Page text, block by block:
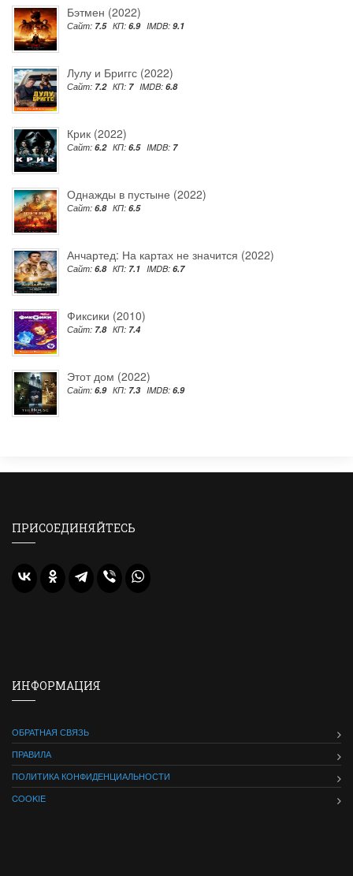
Бэтмен (2022)
Сайт: 7.5 КП: 6.9 IMDB: 9.1
Лулу и Бриггс (2022)
Сайт: 7.2 КП: 7 IMDB: 6.8
Крик (2022)
Сайт: 6.2 КП: 6.5 IMDB: 7
Однажды в пустыне (2022)
Сайт: 6.8 КП: 6.5
Анчартед: На картах не значится (2022)
Сайт: 6.8 КП: 7.1 IMDB: 6.7
Фиксики (2010)
Сайт: 7.8 КП: 7.4
Этот дом (2022)
Сайт: 6.9 КП: 7.3 IMDB: 6.9
ПРИСОЕДИНЯЙТЕСЬ
ИНФОРМАЦИЯ
ОБРАТНАЯ СВЯЗЬ
ПРАВИЛА
ПОЛИТИКА КОНФИДЕНЦИАЛЬНОСТИ
COOKIE